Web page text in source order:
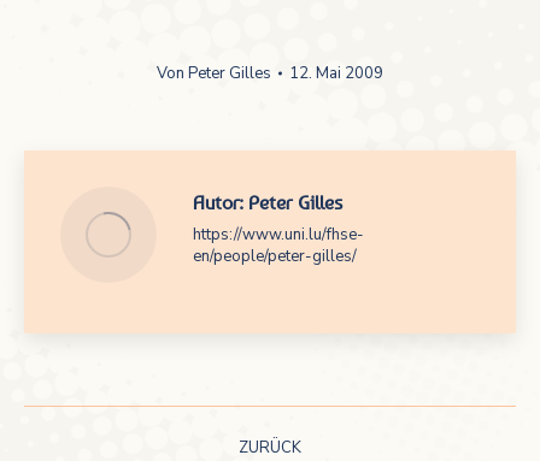
Von Peter Gilles 12. Mai 2009
Autor: Peter Gilles
https://www.uni.lu/fhse-
en/people/peter-gilles/
Kommentarnavigation
ZURÜCK